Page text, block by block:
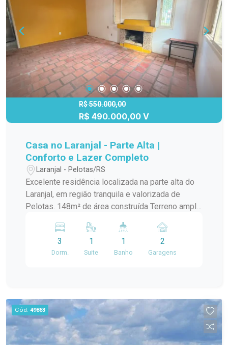
para moradia quanto para veraneio ou
investimento, em um endereço que por si só já é
um diferencial. Entre em contato para mais
informações e agende sua visita.
R$ 550.000,00
R$ 490.000,00 V
Casa no Laranjal - Parte Alta |
Conforto e Lazer Completo
Laranjal - Pelotas/RS
Excelente residência localizada na parte alta do
Laranjal, em região tranquila e valorizada de
Pelotas. 148m² de área construída Terreno amplo
dormitórios, sendo 1 suíte Sala de estar com
lareira Espaço gourmet ideal para receber amigos
e família Piscina Ambientes bem distribuídos e
3
Dorm.
1
Suite
1
Banho
2
Garagens
Cód. 49863